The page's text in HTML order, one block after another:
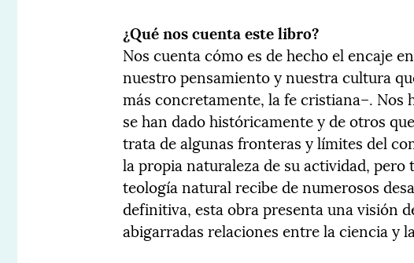
¿Qué nos cuenta este libro?
Nos cuenta cómo es de hecho el encaje
nuestro pensamiento y nuestra cultura
más concretamente, la fe cristiana–. Nos
se han dado históricamente y de otros
trata de algunas fronteras y límites del
la propia naturaleza de su actividad,
teología natural recibe de numerosos
definitiva, esta obra presenta una visión
abigarradas relaciones entre la ciencia y